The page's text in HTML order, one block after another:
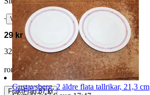
∙ Visa bud
29 kr
32 kr med köparskydd. Läs mer
romanov1917 vann auktionen
FraktFrån 87 kr
Gustavsberg, 2 äldre flata tallrikar, 21,3 cm